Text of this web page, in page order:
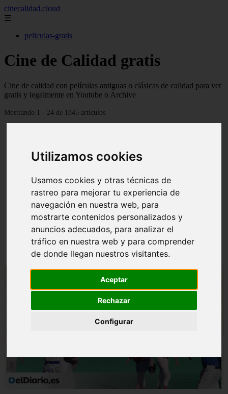
Utilizamos cookies
Usamos cookies y otras técnicas de
rastreo para mejorar tu experiencia de
navegación en nuestra web, para
mostrarte contenidos personalizados y
anuncios adecuados, para analizar el
tráfico en nuestra web y para comprender
de donde llegan nuestros visitantes.
Aceptar
Rechazar
Configurar
cinecalidad.cloud
☰
peliculas-gratis
Cine de Calidad gratis
Cine de calidad con películas antiguas o clásicas de calidad para ver
gratis y legalmente en Youtube o Archive
Mostrando 1 - 24 de 1845 artículos
Solo Las Bestias - Final Explicado